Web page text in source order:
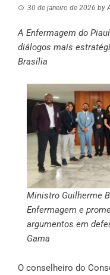
30 de janeiro de 2026 by
A Enfermagem do
diálogos mais
Brasília
Ministro Guilherme
Enfermagem e
argumentos em
Gama
O conselheiro do